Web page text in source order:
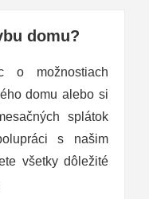
domu?
o možnostiach
domu alebo si
splátok
s našim
všetky dôležité